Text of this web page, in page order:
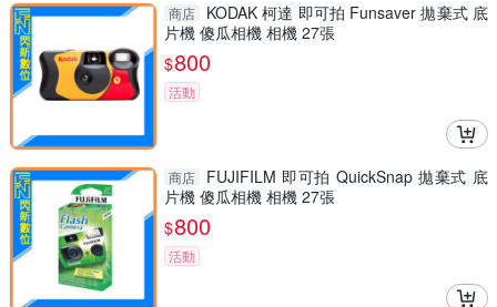
商店
KODAK 柯達 即可拍 Funsaver 拋棄式 底
片機 傻瓜相機 相機 27張
$800
活動
商店
FUJIFILM 即可拍 QuickSnap 拋棄式 底
片機 傻瓜相機 相機 27張
$800
活動